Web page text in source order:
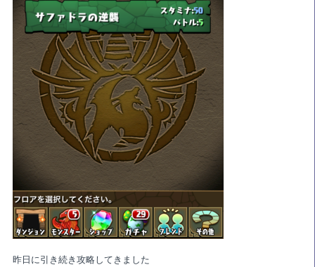
昨日に引き続き攻略してきました